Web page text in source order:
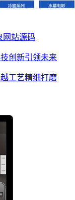
网站源码
创新引领未来
工艺精细打磨